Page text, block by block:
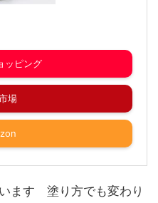
ッピング
場
ます 塗り方でも変わり